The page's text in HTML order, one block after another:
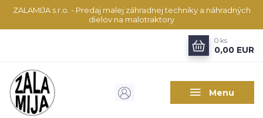
ZALAMIJA s.r.o. - Predaj malej záhradnej techniky a náhradných
dielov na malotraktory
Menu
0 ks
0,00 EUR